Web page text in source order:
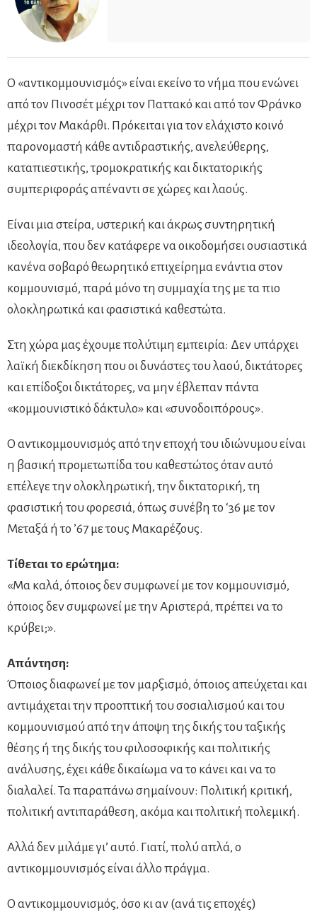
Ο «αντικομμουνισμός» είναι εκείνο το νήμα που ενώνει
από τον Πινοσέτ μέχρι τον Παττακό και από τον Φράνκο
μέχρι τον Μακάρθι. Πρόκειται για τον ελάχιστο κοινό
παρονομαστή κάθε αντιδραστικής, ανελεύθερης,
καταπιεστικής, τρομοκρατικής και δικτατορικής
συμπεριφοράς απέναντι σε χώρες και λαούς.
Είναι μια στείρα, υστερική και άκρως συντηρητική
ιδεολογία, που δεν κατάφερε να οικοδομήσει ουσιαστικά
κανένα σοβαρό θεωρητικό επιχείρημα ενάντια στον
κομμουνισμό, παρά μόνο τη συμμαχία της με τα πιο
ολοκληρωτικά και φασιστικά καθεστώτα.
Στη χώρα μας έχουμε πολύτιμη εμπειρία: Δεν υπάρχει
λαϊκή διεκδίκηση που οι δυνάστες του λαού, δικτάτορες
και επίδοξοι δικτάτορες, να μην έβλεπαν πάντα
«κομμουνιστικό δάκτυλο» και «συνοδοιπόρους».
Ο αντικομμουνισμός από την εποχή του ιδιώνυμου είναι
η βασική προμετωπίδα του καθεστώτος όταν αυτό
επέλεγε την ολοκληρωτική, την δικτατορική, τη
φασιστική του φορεσιά, όπως συνέβη το ‘36 με τον
Μεταξά ή το ’67 με τους Μακαρέζους.
Τίθεται το ερώτημα:
«Μα καλά, όποιος δεν συμφωνεί με τον κομμουνισμό,
όποιος δεν συμφωνεί με την Αριστερά, πρέπει να το
κρύβει;».
Απάντηση:
Όποιος διαφωνεί με τον μαρξισμό, όποιος απεύχεται και
αντιμάχεται την προοπτική του σοσιαλισμού και του
κομμουνισμού από την άποψη της δικής του ταξικής
θέσης ή της δικής του φιλοσοφικής και πολιτικής
ανάλυσης, έχει κάθε δικαίωμα να το κάνει και να το
διαλαλεί. Τα παραπάνω σημαίνουν: Πολιτική κριτική,
πολιτική αντιπαράθεση, ακόμα και πολιτική πολεμική.
Αλλά δεν μιλάμε γι’ αυτό. Γιατί, πολύ απλά, ο
αντικομμουνισμός είναι άλλο πράγμα.
Ο αντικομμουνισμός, όσο κι αν (ανά τις εποχές)